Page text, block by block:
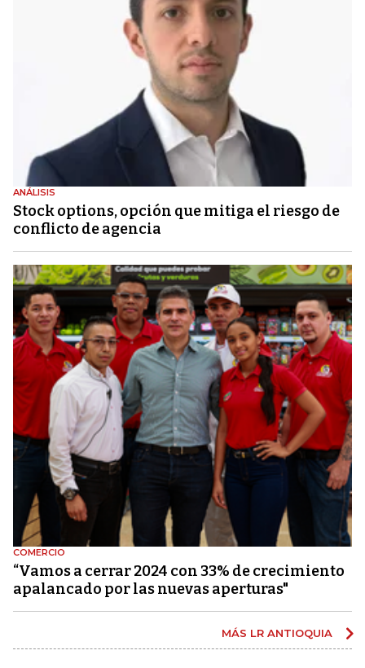
ANÁLISIS
Stock options, opción que mitiga el riesgo de
conflicto de agencia
COMERCIO
“Vamos a cerrar 2024 con 33% de crecimiento
apalancado por las nuevas aperturas"
MÁS LR ANTIOQUIA